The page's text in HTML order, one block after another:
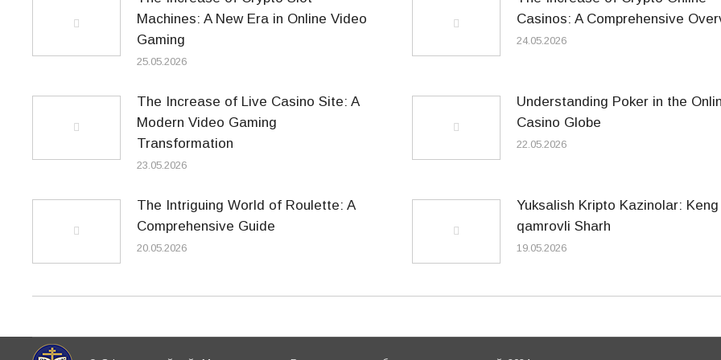
Machines: A New Era in Online Video
Gaming
25.05.2026
Casinos: A Comprehensive
24.05.2026
The Increase of Live Casino Site: A
Modern Video Gaming
Transformation
23.05.2026
Understanding Poker in the
Casino Globe
22.05.2026
The Intriguing World of Roulette: A
Comprehensive Guide
20.05.2026
Yuksalish Kripto Kazinolar: Keng
qamrovli Sharh
19.05.2026